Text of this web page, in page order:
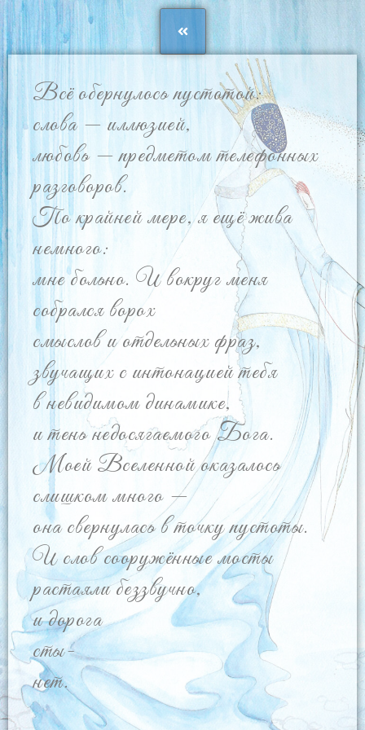
Всё обернулось пустотой:
слова — иллюзией,
любовь — предметом телефонных
разговоров.
По крайней мере, я ещё жива
немного:
мне больно. И вокруг меня
собрался ворох
смыслов и отдельных фраз,
звучащих с интонацией тебя
в невидимом динамике,
и тень недосягаемого Бога.
Моей Вселенной оказалось
слишком много —
она свернулась в точку пустоты.
И слов сооружённые мосты
растаяли беззвучно,
и дорога
сты-
нет.